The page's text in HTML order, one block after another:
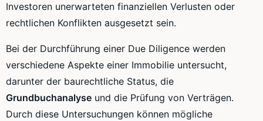
Investoren unerwarteten finanziellen Verlusten oder
rechtlichen Konflikten ausgesetzt sein.
Bei der Durchführung einer Due Diligence werden
verschiedene Aspekte einer Immobilie untersucht,
darunter der baurechtliche Status, die
Grundbuchanalyse und die Prüfung von Verträgen.
Durch diese Untersuchungen können mögliche